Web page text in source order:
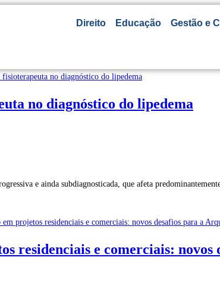
Direito Educação Gestão e
no diagnóstico do lipedema
e ainda subdiagnosticada, que afeta
residenciais e comerciais: